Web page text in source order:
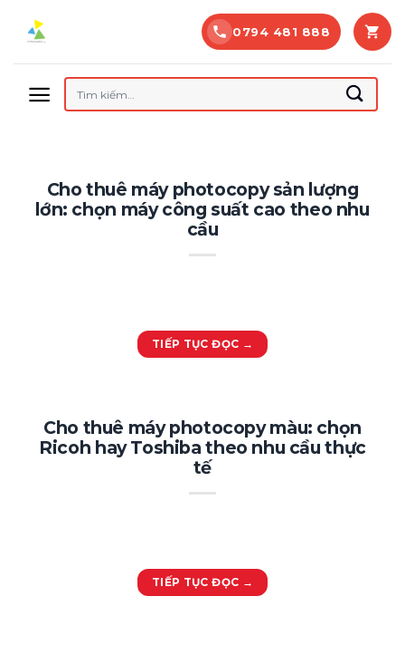
0794 481 888
Tìm
kiếm:
Cho thuê máy photocopy sản lượng
lớn: chọn máy công suất cao theo nhu
cầu
TIẾP TỤC ĐỌC →
Cho thuê máy photocopy màu: chọn
Ricoh hay Toshiba theo nhu cầu thực
tế
TIẾP TỤC ĐỌC →